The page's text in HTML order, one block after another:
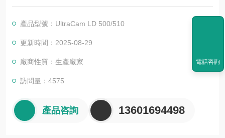
位置，使查找壓縮空氣泄漏的速度更快--即使在惡劣的環境下也
產品型號：UltraCam LD 500/510
更新時間：2025-08-29
廠商性質：生產廠家
訪問量：4575
產品咨詢 13601694498
電話咨詢